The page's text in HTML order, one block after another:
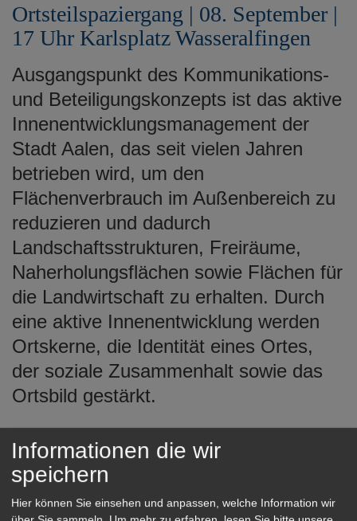
Ortsteilspaziergang | 08. September |
17 Uhr Karlsplatz Wasseralfingen
Ausgangspunkt des Kommunikations-
und Beteiligungskonzepts ist das aktive
Innenentwicklungsmanagement der
Stadt Aalen, das seit vielen Jahren
betrieben wird, um den
Flächenverbrauch im Außenbereich zu
reduzieren und dadurch
Landschaftsstrukturen, Freiräume,
Naherholungsflächen sowie Flächen für
die Landwirtschaft zu erhalten. Durch
eine aktive Innenentwicklung werden
Ortskerne, die Identität eines Ortes,
der soziale Zusammenhalt sowie das
Ortsbild gestärkt.
Innenentwicklungsideen für
öffentliche und private Flächen
Informationen die wir
speichern
Hier können Sie einsehen und anpassen, welche Information wir